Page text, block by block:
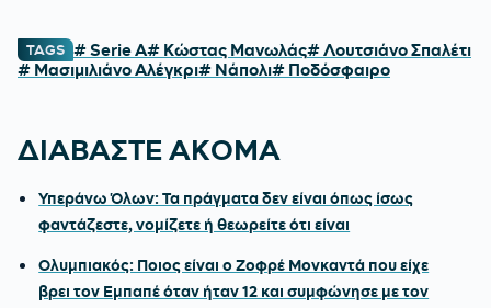
TAGS # Serie A# Κώστας Μανωλάς# Λουτσιάνο Σπαλέτι
# Μασιμιλιάνο Αλέγκρι# Νάπολι# Ποδόσφαιρο
ΔΙΑΒΑΣΤΕ ΑΚΟΜΑ
Υπεράνω Όλων: Τα πράγματα δεν είναι όπως ίσως
φαντάζεστε, νομίζετε ή θεωρείτε ότι είναι
Ολυμπιακός: Ποιος είναι ο Ζοφρέ Μονκαντά που είχε
βρει τον Εμπαπέ όταν ήταν 12 και συμφώνησε με τον